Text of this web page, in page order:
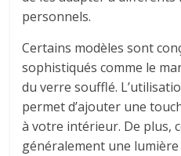
personnels.
Certains modèles sont
sophistiqués comme le
du verre soufflé.
permet d’ajouter une
à votre intérieur. De plus,
généralement une